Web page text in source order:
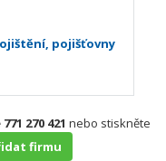
pojišťovny
270 421 nebo stiskněte
firmu